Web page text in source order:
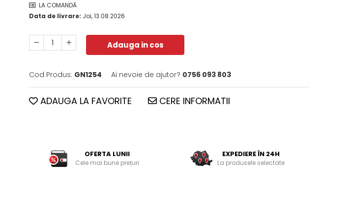
LA COMANDĂ
Data de livrare: Joi, 13.08.2026
Adauga in cos
Cod Produs: GN1254 Ai nevoie de ajutor? 0756 093 803
ADAUGA LA FAVORITE CERE INFORMATII
OFERTA LUNII
Cele mai bune prețuri
EXPEDIERE ÎN 24H
La produsele selectate